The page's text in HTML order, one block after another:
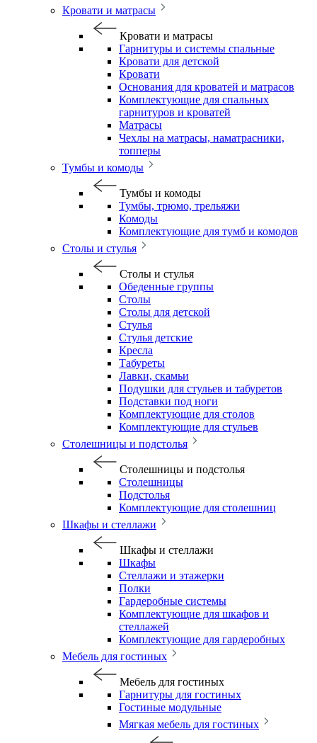
Кровати и матрасы
Кровати и матрасы
Гарнитуры и системы спальные
Кровати для детской
Кровати
Основания для кроватей и матрасов
Комплектующие для спальных
гарнитуров и кроватей
Матрасы
Чехлы на матрасы, наматрасники,
топперы
Тумбы и комоды
Тумбы и комоды
Тумбы, трюмо, трельяжи
Комоды
Комплектующие для тумб и комодов
Столы и стулья
Столы и стулья
Обеденные группы
Столы
Столы для детской
Стулья
Стулья детские
Кресла
Табуреты
Лавки, скамьи
Подушки для стульев и табуретов
Подставки под ноги
Комплектующие для столов
Комплектующие для стульев
Столешницы и подстолья
Столешницы и подстолья
Столешницы
Подстолья
Комплектующие для столешниц
Шкафы и стеллажи
Шкафы и стеллажи
Шкафы
Стеллажи и этажерки
Полки
Гардеробные системы
Комплектующие для шкафов и
стеллажей
Комплектующие для гардеробных
Мебель для гостиных
Мебель для гостиных
Гарнитуры для гостиных
Гостиные модульные
Мягкая мебель для гостиных